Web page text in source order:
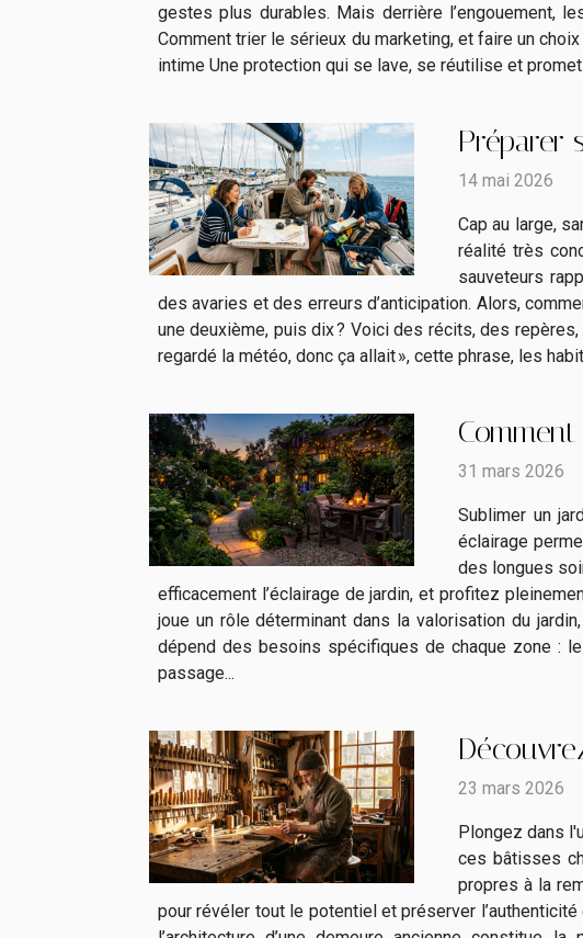
gestes plus durables. Mais derrière l’engouement,
Comment trier le sérieux du marketing, et faire un
intime Une protection qui se lave, se réutilise et
Préparer
14 mai 2026
Cap au large,
réalité très
sauveteurs
des avaries et des erreurs d’anticipation. Alors,
une deuxième, puis dix ? Voici des récits, des
regardé la météo, donc ça allait », cette phrase, les
31 mars 2026
Sublimer un
éclairage
des longues
efficacement l’éclairage de jardin, et profitez
joue un rôle déterminant dans la valorisation du
dépend des besoins spécifiques de chaque zone :
passage...
23 mars 2026
Plongez dans
ces bâtisses
propres à la
pour révéler tout le potentiel et préserver